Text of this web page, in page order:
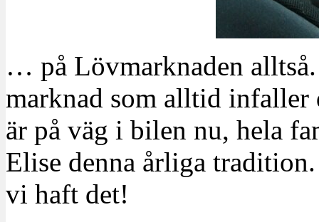
… på Lövmarknaden
marknad som alltid infaller
är på väg i bilen nu, hela
Elise denna årliga
vi haft det!